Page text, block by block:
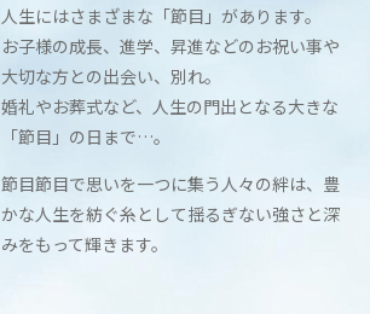
人生にはさまざまな「節目」があります。
お子様の成長、進学、昇進などのお祝い事や
大切な方との出会い、別れ。
婚礼やお葬式など、人生の門出となる大きな
「節目」の日まで…。
節目節目で思いを一つに集う人々の絆は、豊
かな人生を紡ぐ糸として揺るぎない強さと深
みをもって輝きます。